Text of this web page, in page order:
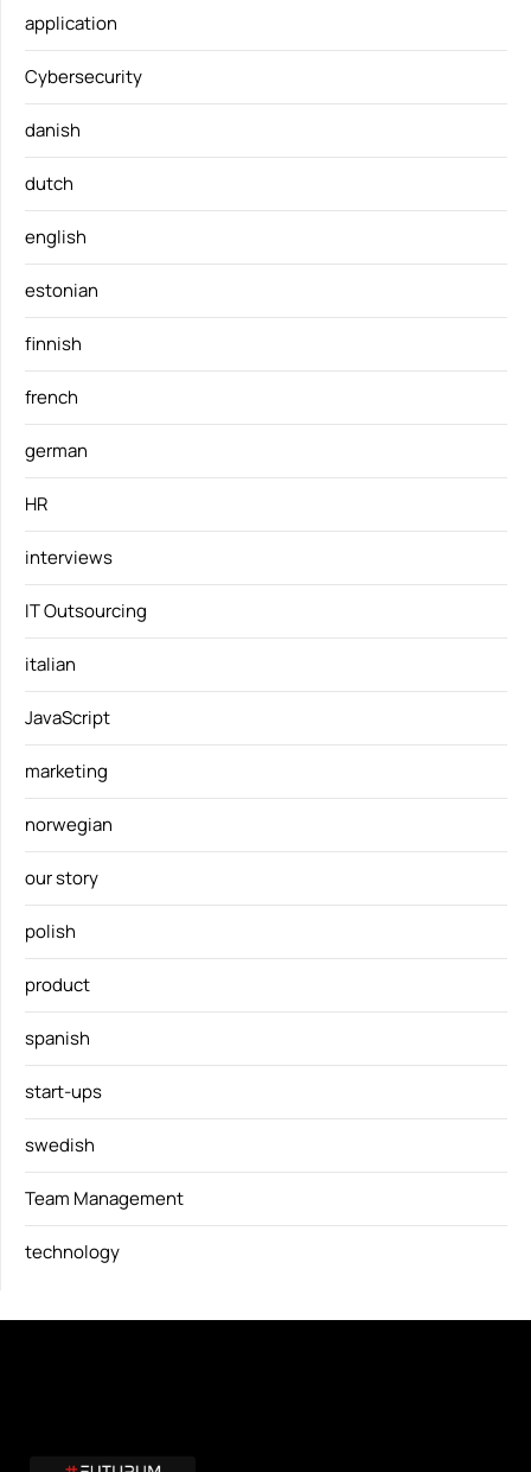
application
Cybersecurity
danish
dutch
english
estonian
finnish
french
german
HR
interviews
IT Outsourcing
italian
JavaScript
marketing
norwegian
our story
polish
product
spanish
start-ups
swedish
Team Management
technology